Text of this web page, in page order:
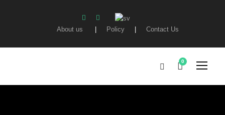
About us | Policy | Contact Us
0